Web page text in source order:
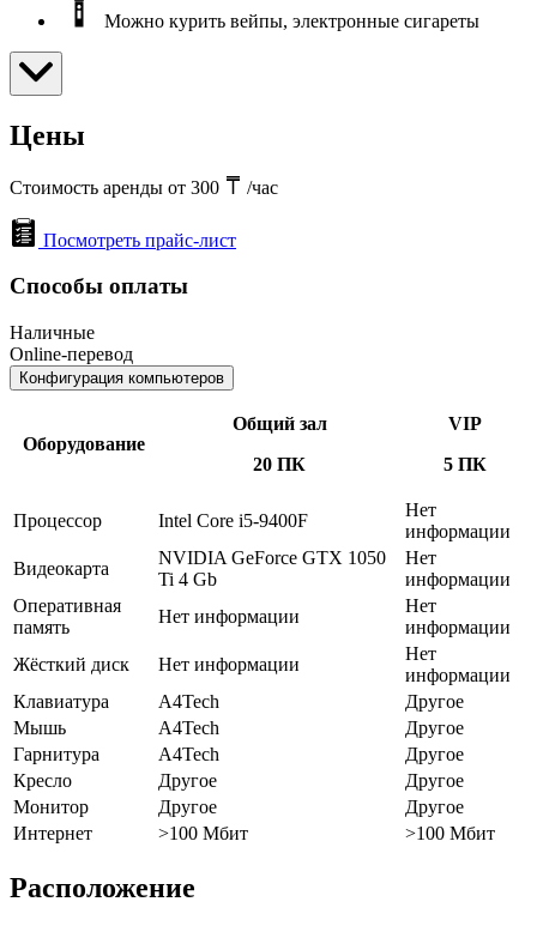
Можно курить вейпы, электронные сигареты
Цены
Стоимость аренды от 300 /час
Посмотреть прайс-лист
Способы оплаты
Наличные
Online-перевод
Конфигурация компьютеров
Оборудование
Общий зал
20 ПК
VIP
5 ПК
Процессор Intel Core i5-9400F
Нет
информации
Видеокарта
NVIDIA GeForce GTX 1050
Ti 4 Gb
Нет
информации
Оперативная
память
Нет информации
Нет
информации
Жёсткий диск
Нет информации
Нет
информации
Клавиатура
A4Tech
Другое
Мышь
A4Tech
Другое
Гарнитура
A4Tech
Другое
Кресло
Другое
Другое
Монитор
Другое
Другое
Интернет
>100 Мбит >100 Мбит
Расположение